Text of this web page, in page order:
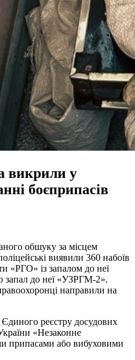
викрили у
боєприпасів
обшуку за місцем
виявили 360 набоїв
«РГО» із запалом до неї
запал до неї «УЗРГМ-2».
направили на
реєстру досудових
«Незаконне
припасами або вибуховими